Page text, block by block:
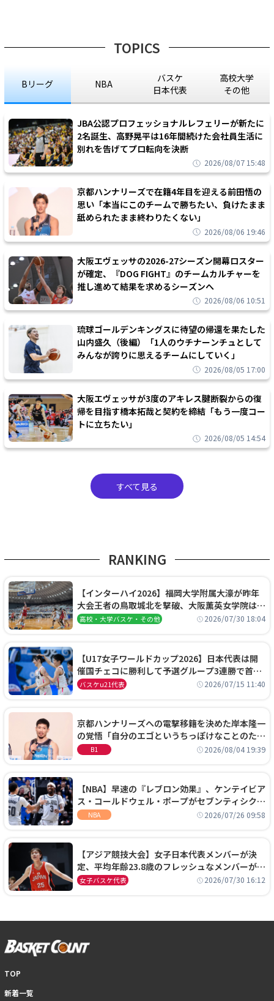
TOPICS
Bリーグ NBA
バスケ
日本代表
高校大学
その他
JBA公認プロフェッショナルレフェリーが新たに
2名誕生、高野晃平は16年間続けた会社員生活に
別れを告げてプロ転向を決断
2026/08/07 15:48
京都ハンナリーズで在籍4年目を迎える前田悟の
思い「本当にこのチームで勝ちたい、負けたまま
舐められたまま終わりたくない」
2026/08/06 19:46
大阪エヴェッサの2026-27シーズン開幕ロスター
が確定、『DOG FIGHT』のチームカルチャーを
推し進めて結果を求めるシーズンへ
2026/08/06 10:51
琉球ゴールデンキングスに待望の帰還を果たした
山内盛久（後編）「1人のウチナーンチュとして
みんなが誇りに思えるチームにしていく」
2026/08/05 17:00
大阪エヴェッサが3度のアキレス腱断裂からの復
帰を目指す橋本拓哉と契約を締結「もう一度コー
トに立ちたい」
2026/08/05 14:54
すべて見る
RANKING
【インターハイ2026】福岡大学附属大濠が昨年
大会王者の鳥取城北を撃破、大阪薫英女学院は岐
阜女子に完勝、大会3日目試合結果
高校・大学バスケ・その他 2026/07/30 18:04
【U17女子ワールドカップ2026】日本代表は開
催国チェコに勝利して予選グループ3連勝で首位
通過！準々決勝の相手はエジプトに決定
バスケu21代表 2026/07/15 11:40
京都ハンナリーズへの電撃移籍を決めた岸本隆一
の覚悟「自分のエゴというちっぽけなことのため
に、京都に来たわけではない」
B1 2026/08/04 19:39
【NBA】早速の『レブロン効果』、ケンテイビア
ス・コールドウェル・ポープがセブンティシクサ
ーズに1年契約で加入
NBA 2026/07/26 09:58
【アジア競技大会】女子日本代表メンバーが決
定、平均年齢23.8歳のフレッシュなメンバーが日
本開催の大舞台で頂点を狙う
女子バスケ代表 2026/07/30 16:12
TOP
新着一覧